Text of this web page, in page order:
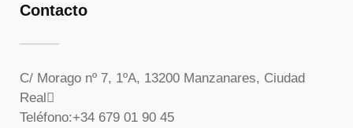
Contacto
C/ Morago nº 7, 1ºA, 13200 Manzanares, Ciudad
Real
Teléfono:+34 679 01 90 45